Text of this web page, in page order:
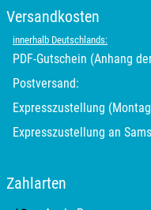
Versandkosten
innerhalb Deutschlands:
PDF-Gutschein (Anhang
Postversand:
Expresszustellung
Expresszustellung an
Zahlarten
Pforzheim
Pinneberg
Plön
Potsdam